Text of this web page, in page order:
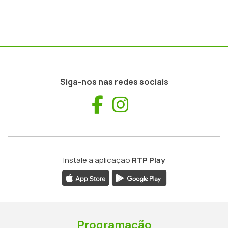
Siga-nos nas redes sociais
Facebook
Instale a aplicação RTP Play